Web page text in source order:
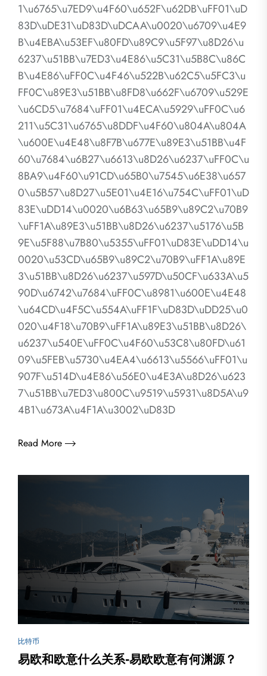
1\u6765\u7ED9\u4F60\u652F\u62DB\uFF01\uD
83D\uDE31\uD83D\uDCAA\u0020\u6709\u4E9
B\u4EBA\u53EF\u80FD\u89C9\u5F97\u8D26\u
6237\u51BB\u7ED3\u4E86\u5C31\u5B8C\u86C
B\u4E86\uFF0C\u4F46\u522B\u62C5\u5FC3\u
FF0C\u89E3\u51BB\u8FD8\u662F\u6709\u529E
\u6CD5\u7684\uFF01\u4ECA\u5929\uFF0C\u6
211\u5C31\u6765\u8DDF\u4F60\u804A\u804A
\u600E\u4E48\u8F7B\u677E\u89E3\u51BB\u4F
60\u7684\u6B27\u6613\u8D26\u6237\uFF0C\u
8BA9\u4F60\u91CD\u65B0\u7545\u6E38\u657
0\u5B57\u8D27\u5E01\u4E16\u754C\uFF01\uD
83E\uDD14\u0020\u6B63\u65B9\u89C2\u70B9
\uFF1A\u89E3\u51BB\u8D26\u6237\u5176\u5B
9E\u5F88\u7B80\u5355\uFF01\uD83E\uDD14\u
0020\u53CD\u65B9\u89C2\u70B9\uFF1A\u89E
3\u51BB\u8D26\u6237\u597D\u50CF\u633A\u5
90D\u6742\u7684\uFF0C\u8981\u600E\u4E48
\u64CD\u4F5C\u554A\uFF1F\uD83D\uDD25\u0
020\u4F18\u70B9\uFF1A\u89E3\u51BB\u8D26\
u6237\u540E\uFF0C\u4F60\u53C8\u80FD\u61
09\u5FEB\u5730\u4EA4\u6613\u5566\uFF01\u
907F\u514D\u4E86\u56E0\u4E3A\u8D26\u623
7\u51BB\u7ED3\u800C\u9519\u5931\u8D5A\u9
4B1\u673A\u4F1A\u3002\uD83D
Read More
比特币
易欧和欧意什么关系-易欧欧意有何渊源？